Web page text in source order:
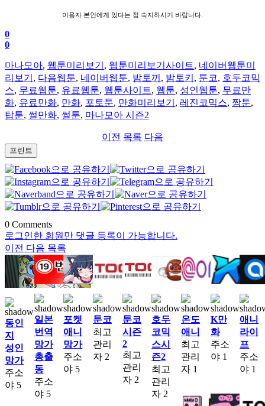
이용자 본인에게 있다는 점 숙지하시기 바랍니다.
0
0
마나모아, 웹툰미리보기 , 웹툰미리보기사이트, 네이버웹툰미
리보기 , 다음웹툰, 네이버웹툰, 밤토끼 , 밤토키 , 툰코, 호두코믹
스, 무료웹툰, 유료웹툰, 웹툰사이트, 웹툰, 성인웹툰, 무료만
화, 유료만화, 만화, 포토툰, 만화미리보기 , 레진코믹스, 짬툰,
탑툰, 썰만화, 썰툰, 마나모아 시즌2
이전 목록 다음
프린트
0 Comments
로그인한 회원만 댓글 등록이 가능합니다.
이전 다음 목록
동인
지
성인
망가
주소
야 5
일본
번역
망가
총출
동
주소
야 5
포켓
애니
망가
주소
야 5
툰코
최고
관리
자 2
툰코
시즌
2
최고
관리
자 2
호두
코믹
스시
즌2
최고
관리
자 2
온도
애니
최고
관리
자 1
K만
화
주소
야 1
애니
라이
프
주소
야 1